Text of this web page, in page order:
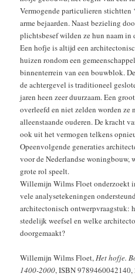
Vermogende particulieren stichtten
arme bejaarden. Naast bezieling
plichtsbesef wilden ze hun naam in
Een hofje is altijd een
huizen rondom een
binnenterrein van een bouwblok.
de achtergevel is traditioneel
jaren heen zeer duurzaam. Een
overleefd en niet zelden worden
alleenstaande ouderen. De kracht
ook uit het vermogen telkens
Opeenvolgende generaties
voor de Nederlandse woningbouw,
grote rol speelt.
Willemijn Wilms Floet onderzoekt
vele analysetekeningen
architectonisch ontwerpvraagstuk:
stedelijk weefsel en welke
doorgemaakt?
Willemijn Wilms Floet,Het hofje.
1400-2000, ISBN